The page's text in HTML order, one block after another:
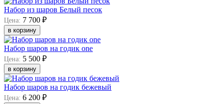
Набор из шаров Белый песок
Цена: 7 700 ₽
в корзину
Набор шаров на годик one
Цена: 5 500 ₽
в корзину
Набор шаров на годик бежевый
Цена: 6 200 ₽